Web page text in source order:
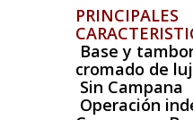
PRINCIPALES
Base y
cromado de
Sin Campana
Operación